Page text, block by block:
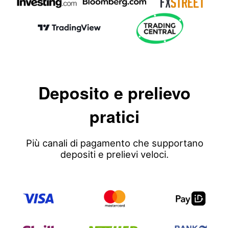
Deposito e prelievo
pratici
Più canali di pagamento che supportano
depositi e prelievi veloci.